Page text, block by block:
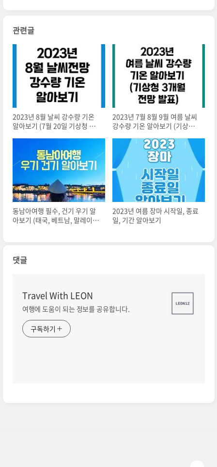
관련글
2023년 8월 날씨 강수량 기온
알아보기 (7월 20일 기상청 발
2023년 7월 8월 9월 여름 날씨
강수량 기온 알아보기 (기상청 3
동남아여행 필수, 건기 우기 알
아보기 (태국, 베트남, 말레이시
2023년 여름 장마 시작일, 종료
일, 기간 알아보기
댓글
Travel With LEON
여행에 도움이 되는 정보를 공유합니다.
구독하기